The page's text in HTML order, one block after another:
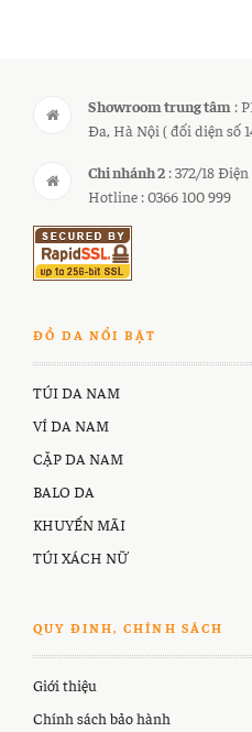
Showroom trung tâm :
Đa, Hà Nội ( đối diện số
Chi nhánh 2 : 372/18
Hotline : 0366 100 999
ĐỒ DA NỔI BẬT
TÚI DA NAM
VÍ DA NAM
CẶP DA NAM
BALO DA
KHUYẾN MÃI
TÚI XÁCH NỮ
QUY ĐINH, CHÍNH SÁCH
Giới thiệu
Chính sách bảo hành